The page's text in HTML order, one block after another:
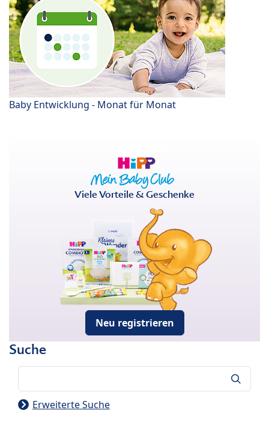
Baby Entwicklung - Monat für Monat
Viele Vorteile & Geschenke
Neu registrieren
Suche
Erweiterte Suche